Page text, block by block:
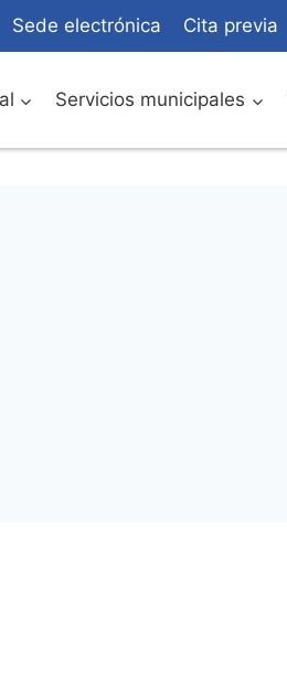
Sede electrónica Cita previa
Servicios municipales